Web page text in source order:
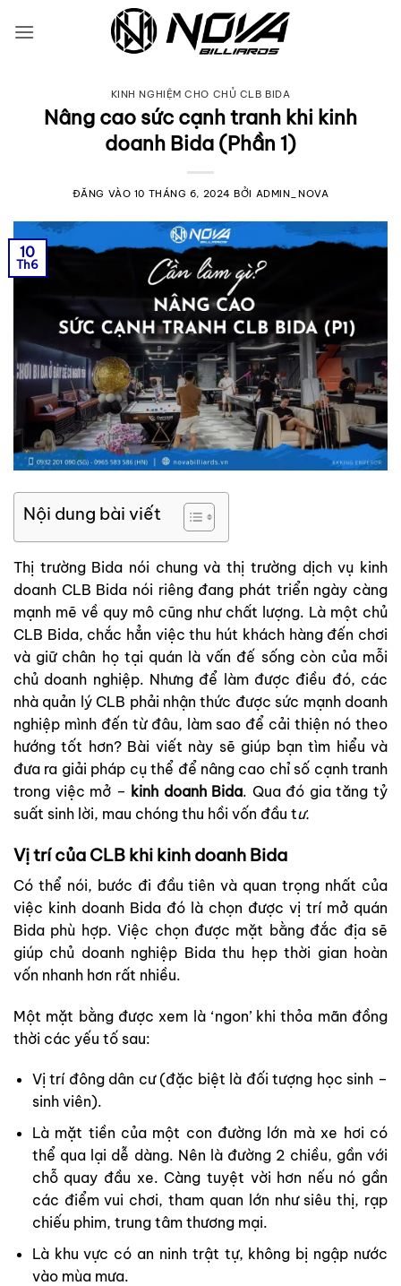
qua
KINH NGHIỆM CHO CHỦ CLB BIDA
Nâng cao sức cạnh tranh khi kinh
doanh Bida (Phần 1)
ĐĂNG VÀO 10 THÁNG 6, 2024 BỞI ADMIN_NOVA
10
Th6
Nội dung bài viết
Thị trường Bida nói chung và thị trường dịch vụ kinh
doanh CLB Bida nói riêng đang phát triển ngày càng
mạnh mẽ về quy mô cũng như chất lượng. Là một chủ
CLB Bida, chắc hẳn việc thu hút khách hàng đến chơi
và giữ chân họ tại quán là vấn đế sống còn của mỗi
chủ doanh nghiệp. Nhưng để làm được điều đó, các
nhà quản lý CLB phải nhận thức được sức mạnh doanh
nghiệp mình đến từ đâu, làm sao để cải thiện nó theo
hướng tốt hơn? Bài viết này sẽ giúp bạn tìm hiểu và
đưa ra giải pháp cụ thể để nâng cao chỉ số cạnh tranh
trong việc mở – kinh doanh Bida. Qua đó gia tăng tỷ
suất sinh lời, mau chóng thu hồi vốn đầu tư.
Vị trí của CLB khi kinh doanh Bida
Có thể nói, bước đi đầu tiên và quan trọng nhất của
việc kinh doanh Bida đó là chọn được vị trí mở quán
Bida phù hợp. Việc chọn được mặt bằng đắc địa sẽ
giúp chủ doanh nghiệp Bida thu hẹp thời gian hoàn
vốn nhanh hơn rất nhiều.
Một mặt bằng được xem là ‘ngon’ khi thỏa mãn đồng
thời các yếu tố sau:
Vị trí đông dân cư (đặc biệt là đối tượng học sinh –
sinh viên).
Là mặt tiền của một con đường lớn mà xe hơi có
thể qua lại dễ dàng. Nên là đường 2 chiều, gần với
chỗ quay đầu xe. Càng tuyệt vời hơn nếu nó gần
các điểm vui chơi, tham quan lớn như siêu thị, rạp
chiếu phim, trung tâm thương mại.
Là khu vực có an ninh trật tự, không bị ngập nước
vào mùa mưa.